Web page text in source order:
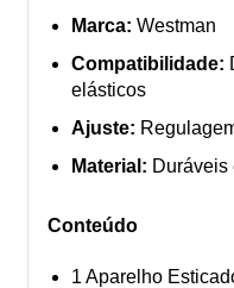
Marca: Westman
Compatibilidade:
elásticos
Ajuste:
Material: Duráveis
Conteúdo
1 Aparelho